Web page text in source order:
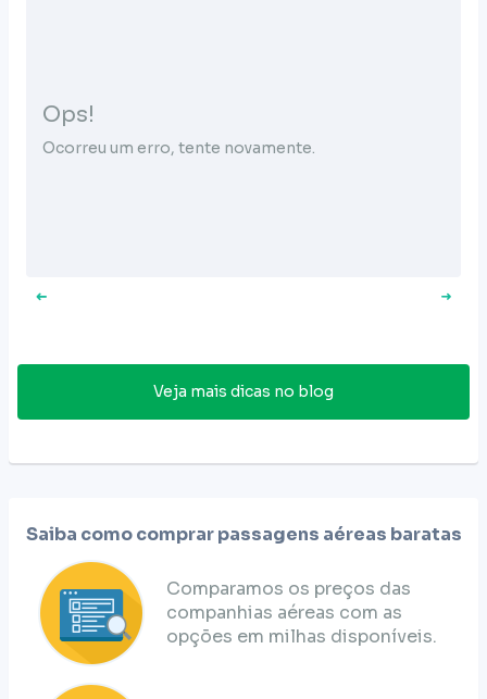
Ops!
Ocorreu um erro, tente novamente.
Veja mais dicas no blog
Saiba como comprar passagens aéreas baratas
Comparamos os preços das
companhias aéreas com as
opções em milhas disponíveis.